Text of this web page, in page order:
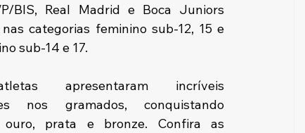
BIS, Real Madrid e Boca Juniors
categorias feminino sub-12, 15 e
sub-14 e 17.
apresentaram incríveis
nos gramados, conquistando
prata e bronze. Confira as